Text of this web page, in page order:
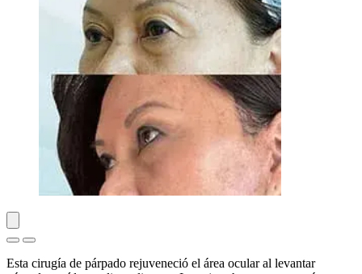
Esta cirugía de párpado rejuveneció el área ocular al levantar